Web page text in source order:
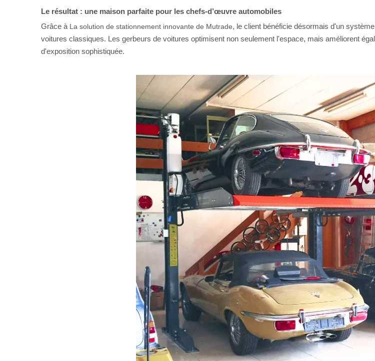
Le résultat : une maison parfaite pour les chefs-d’œuvre automobiles
Grâce à La solution de stationnement innovante de Mutrade, le client bénéficie désormais d'un
voitures classiques. Les gerbeurs de voitures optimisent non seulement l'espace, mais améliorent
d'exposition sophistiquée.